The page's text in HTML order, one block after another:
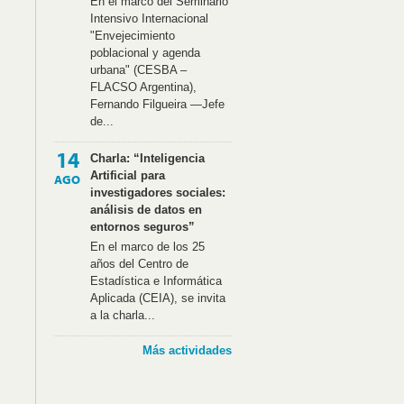
Intensivo Internacional
"Envejecimiento
poblacional y agenda
urbana" (CESBA –
FLACSO Argentina),
Fernando Filgueira —Jefe
de...
14
AGO
Charla: “Inteligencia
Artificial para
investigadores sociales:
análisis de datos en
entornos seguros”
En el marco de los 25
años del Centro de
Estadística e Informática
Aplicada (CEIA), se invita
a la charla...
Más actividades